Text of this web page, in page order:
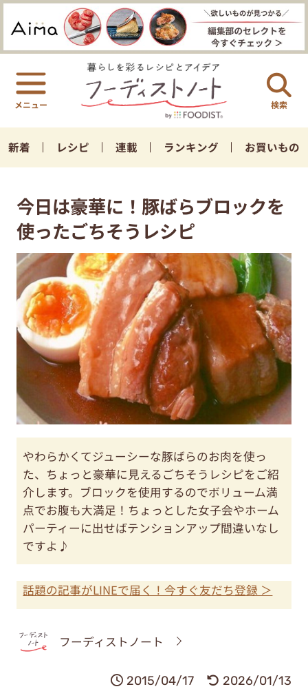
検索
新着 レシピ 連載 ランキング お買いもの
今日は豪華に！豚ばらブロックを
使ったごちそうレシピ
やわらかくてジューシーな豚ばらのお肉を使っ
た、ちょっと豪華に見えるごちそうレシピをご紹
介します。ブロックを使用するのでボリューム満
点でお腹も大満足！ちょっとした女子会やホーム
パーティーに出せばテンションアップ間違いなし
ですよ♪
話題の記事がLINEで届く！今すぐ友だち登録 ＞
フーディストノート
2015/04/17
2026/01/13